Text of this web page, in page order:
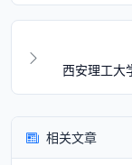
西安理工大
相关文章